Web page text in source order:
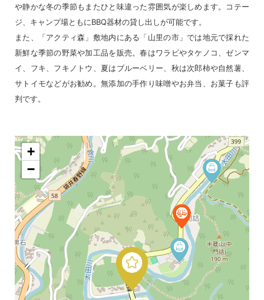
や静かな冬の季節もまたひと味違った雰囲気が楽しめます。コテー
ジ、キャンプ場ともにBBQ器材の貸し出しが可能です。
また、「アクティ森」敷地内にある「山里の市」では地元で採れた
新鮮な季節の野菜や加工品を販売。春はワラビやタケノコ、ゼンマ
イ、フキ、フキノトウ、夏はブルーベリー、秋は次郎柿や自然薯、
サトイモなどがお勧め。無添加の手作り味噌やお弁当、お菓子も評
判です。
+
−